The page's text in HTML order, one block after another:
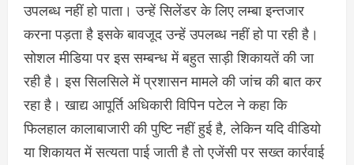
उपलब्ध नहीं हो पाता। उन्हें सिलेंडर के लिए लम्बा इन्तजार
करना पड़ता है इसके बावजूद उन्हें उपलब्ध नहीं हो पा रही है।
सोशल मीडिया पर इस सम्बन्ध में बहुत साड़ी शिकायतें की जा
रही है। इस सिलसिले में प्रशासन मामले की जांच की बात कर
रहा है। खाद्य आपूर्ति अधिकारी विपिन पटेल ने कहा कि
फिलहाल कालाबाजारी की पुष्टि नहीं हुई है, लेकिन यदि वीडियो
या शिकायत में सत्यता पाई जाती है तो एजेंसी पर सख्त कार्रवाई